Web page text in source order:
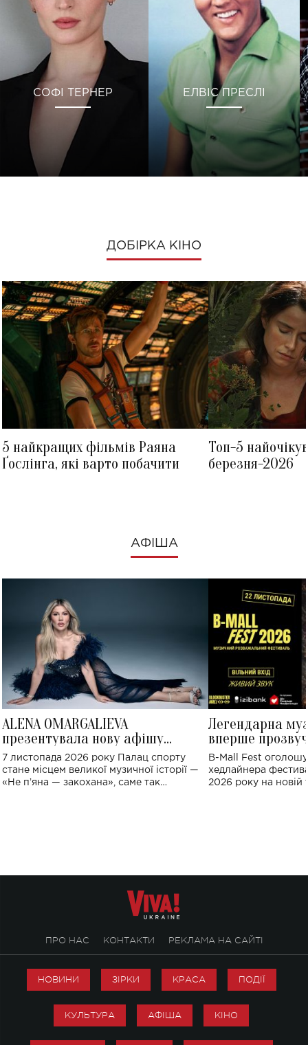
СОФІ ТЕРНЕР ЕЛВІС ПРЕСЛІ
ДОБІРКА КІНО
5 найкращих фільмів Раяна
Ґослінга, які варто побачити
Топ-5
березня-2026
АФІША
ALENA OMARGALIEVA
презентувала нову афішу
великого концерту в Палаці
спорту
7 листопада 2026 року Палац спорту
стане місцем великої музичної історії —
«Не пʼяна — закохана», саме так
Легендарна
вперше
Україні: де
B-Mall Fest
хедлайнера
2026 року на новій
ПРО НАС КОНТАКТИ РЕКЛАМА НА САЙТІ
НОВИНИ ЗІРКИ КРАСА ПОДІЇ
КУЛЬТУРА АФІША КІНО